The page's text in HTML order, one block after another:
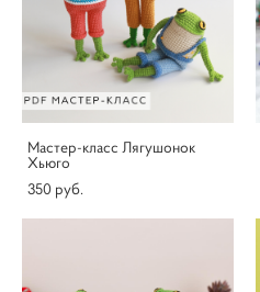
Мастер-класс Лягушонок
Хьюго
350 pуб.